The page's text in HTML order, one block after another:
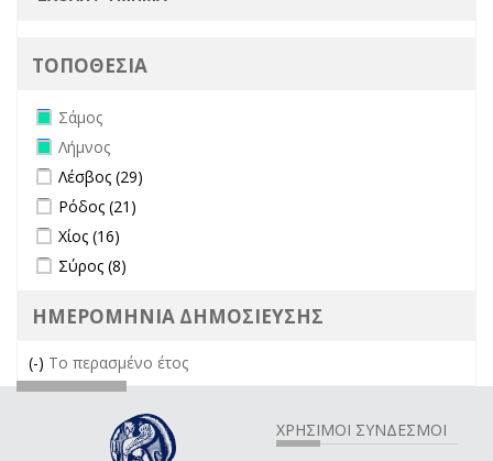
ΤΟΠΟΘΕΣΙΑ
Remove Σάμος filter
Σάμος
Remove Λήμνος filter
Λήμνος
Apply Λέσβος filter
Λέσβος (29)
Apply Ρόδος filter
Ρόδος (21)
Apply Χίος filter
Χίος (16)
Apply Σύρος filter
Σύρος (8)
ΗΜΕΡΟΜΗΝΙΑ ΔΗΜΟΣΙΕΥΣΗΣ
(-) Remove Το περασμένο έτος filter
Το περασμένο έτος
ΧΡΗΣΙΜΟΙ ΣΥΝΔΕΣΜΟΙ